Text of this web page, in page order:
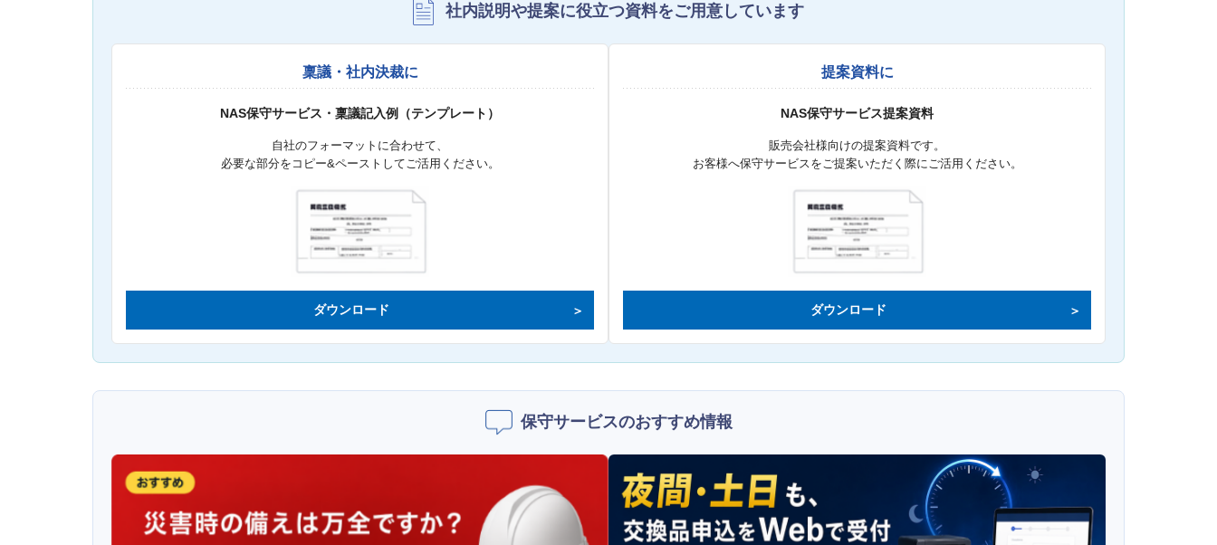
社内説明や提案に役立つ資料をご用意しています
稟議・社内決裁に
NAS保守サービス・稟議記入例（テンプレート）
自社のフォーマットに合わせて、
必要な部分をコピー&ペーストしてご活用ください。
ダウンロード
提案資料に
NAS保守サービス提案資料
販売会社様向けの提案資料です。
お客様へ保守サービスをご提案いただく際にご活用ください。
ダウンロード
保守サービスのおすすめ情報